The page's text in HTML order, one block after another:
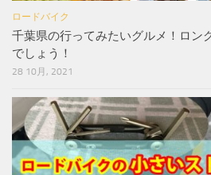
ロードバイク
千葉県の行ってみたいグルメ！ロン
でしょう！
28 10月, 2021